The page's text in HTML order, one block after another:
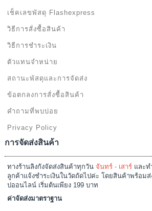
เช็คเลขพัสดุ Flashexpress
วิธีการสั่งซื้อสินค้า
วิธีการชำระเงิน
ตัวแทนจำหน่าย
สถานะพัสดุและการจัดส่ง
ข้อตกลงการสั่งซื้อสินค้า
คำถามที่พบบ่อย
Privacy Policy
การจัดส่งสินค้า
ทางร้านลิงกังจัดส่งสินค้าทุกวัน จันทร์ - เสาร์ และท
ลูกค้าแจ้งชำระเงินในวัดถัดไปค่ะ โดยสินค้าพร้อม
ปออนไลน์ เริ่มต้นเพียง 199 บาท
ค่าจัดส่งมาตราฐาน